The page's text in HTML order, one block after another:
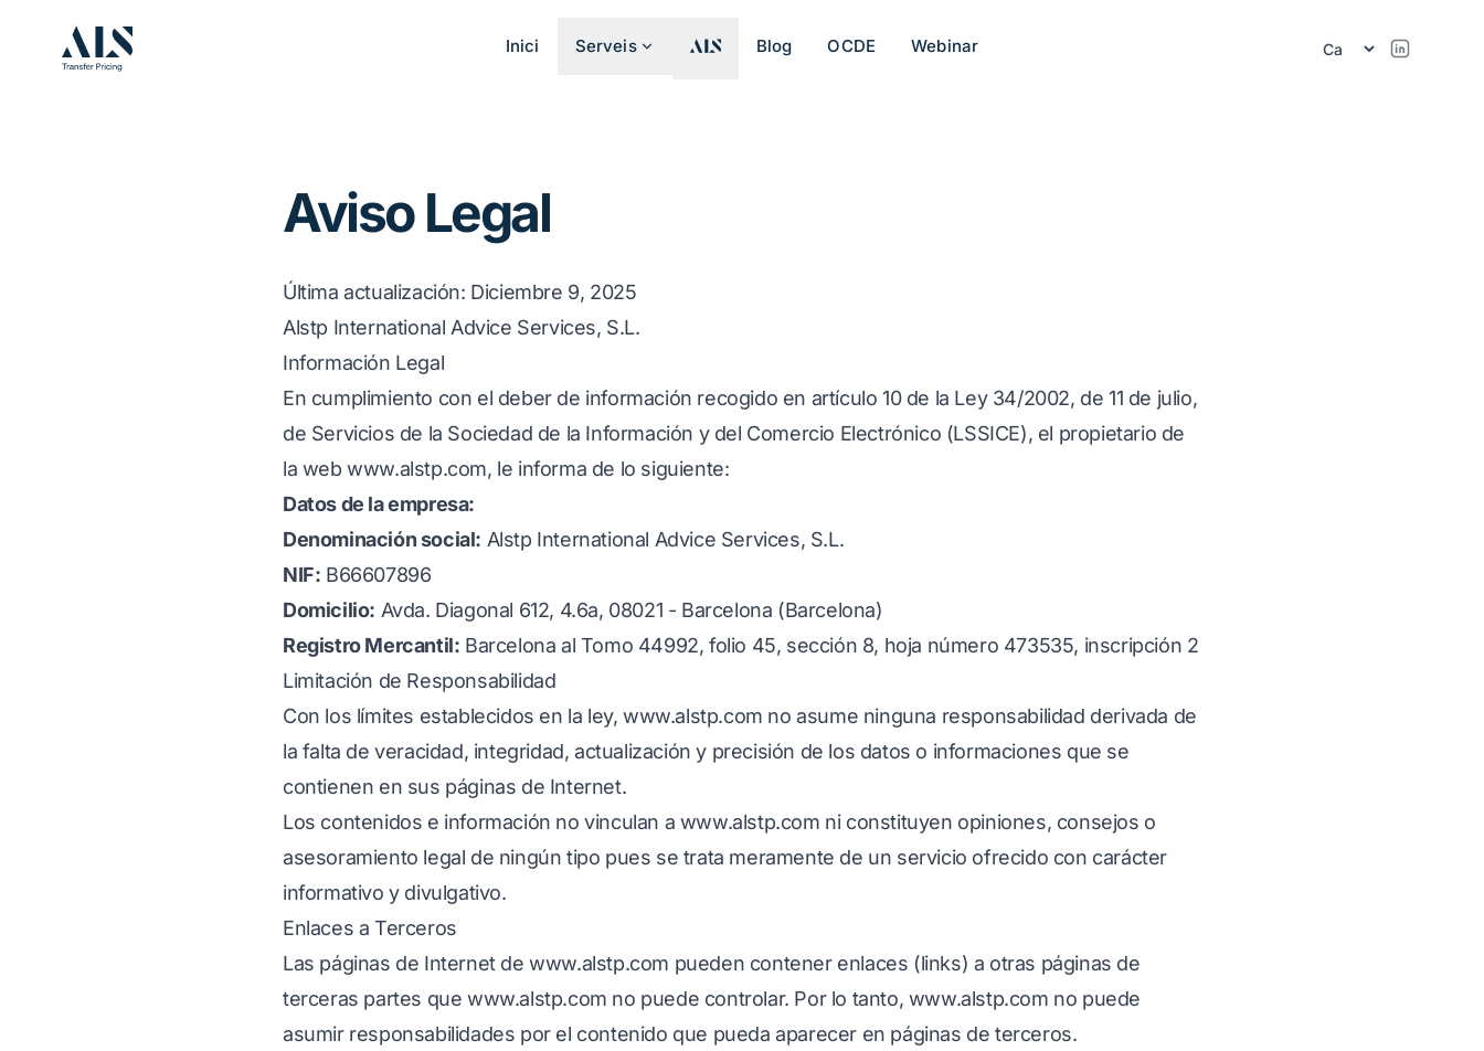
Inici Serveis Blog OCDE Webinar
Aviso Legal
Última actualización: Diciembre 9, 2025
Alstp International Advice Services, S.L.
Información Legal
En cumplimiento con el deber de información recogido en artículo 10 de la Ley 34/2002, de 11 de julio,
de Servicios de la Sociedad de la Información y del Comercio Electrónico (LSSICE), el propietario de
la webwww.alstp.com, le informa de lo siguiente:
Datos de la empresa:
Denominación social: Alstp International Advice Services, S.L.
NIF: B66607896
Domicilio: Avda. Diagonal 612, 4.6a, 08021 - Barcelona (Barcelona)
Registro Mercantil: Barcelona al Tomo 44992, folio 45, sección 8, hoja número 473535, inscripción 2
Limitación de Responsabilidad
Con los límites establecidos en la ley,www.alstp.com no asume ninguna responsabilidad derivada de
la falta de veracidad, integridad, actualización y precisión de los datos o informaciones que se
contienen en sus páginas de Internet.
Los contenidos e información no vinculan a www.alstp.com ni constituyen opiniones, consejos o
asesoramiento legal de ningún tipo pues se trata meramente de un servicio ofrecido con carácter
informativo y divulgativo.
Enlaces a Terceros
Las páginas de Internet dewww.alstp.com pueden contener enlaces (links) a otras páginas de
terceras partes quewww.alstp.com no puede controlar. Por lo tanto, www.alstp.com no puede
asumir responsabilidades por el contenido que pueda aparecer en páginas de terceros.